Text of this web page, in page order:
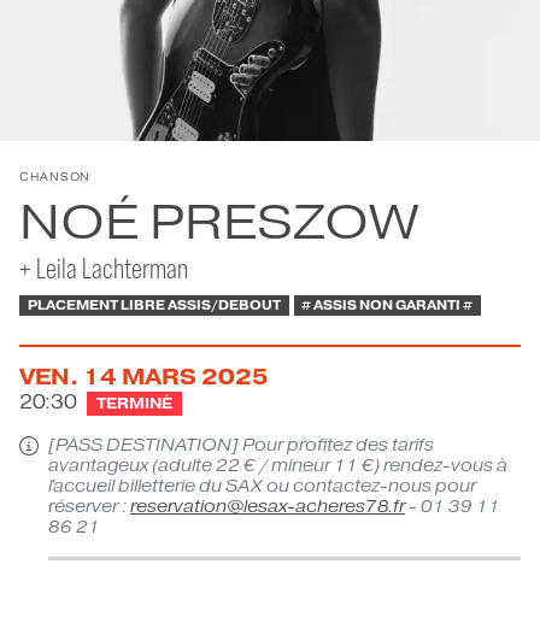
CHANSON
NOÉ PRESZOW
+ Leila Lachterman
PLACEMENT LIBRE ASSIS/DEBOUT # ASSIS NON GARANTI #
VEN. 14 MARS 2025
20:30 TERMINÉ
[PASS DESTINATION] Pour profitez des tarifs
avantageux (adulte 22 € / mineur 11 €) rendez-vous à
l'accueil billetterie du SAX ou contactez-nous pour
réserver :reservation@lesax-acheres78.fr- 01 39 11
86 21
À LA RENCONTRE
INFOS PRATIQUES
BILLETTERIE
CONTACT